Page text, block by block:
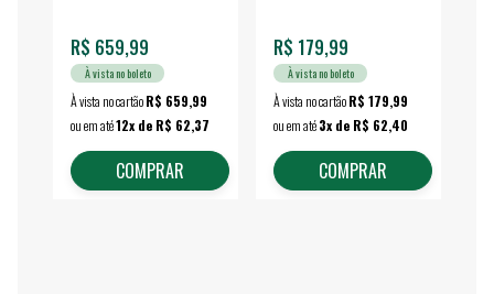
R$ 659,99
À vista no boleto
À vista no cartãoR$ 659,99
ou em até12x de R$ 62,37
COMPRAR
R$ 179,99
À vista no boleto
À vista no cartãoR$ 179,99
ou em até3x de R$ 62,40
COMPRAR